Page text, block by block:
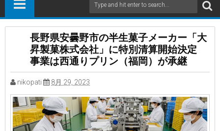
長野県安曇野市の半生菓子メーカー「大
昇製菓株式会社」に特別清算開始決定
事業は西通りプリン（福岡）が承継
nikopati 8月 29, 2023